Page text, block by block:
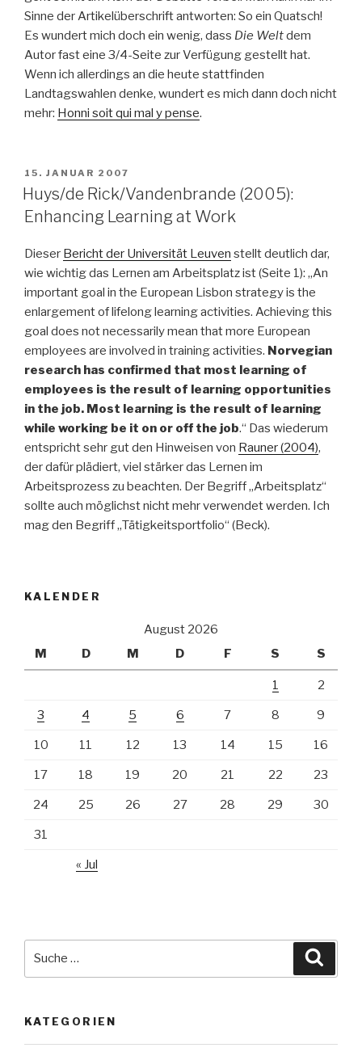
Sinne der Artikelüberschrift antworten: So ein Quatsch!
Es wundert mich doch ein wenig, dass Die Weltdem
Autor fast eine 3/4-Seite zur Verfügung gestellt hat.
Wenn ich allerdings an die heute stattfinden
Landtagswahlen denke, wundert es mich dann doch nicht
mehr: Honni soit qui mal y pense.
VERÖFFENTLICHT
AM
15. JANUAR 2007
Huys/de Rick/Vandenbrande (2005):
Enhancing Learning at Work
Dieser Bericht der Universität Leuven stellt deutlich dar,
wie wichtig das Lernen am Arbeitsplatz ist (Seite 1): „An
important goal in the European Lisbon strategy is the
enlargement of lifelong learning activities. Achieving this
goal does not necessarily mean that more European
employees are involved in training activities. Norvegian
research has confirmed that most learning of
employees is the result of learning opportunities
in the job. Most learning is the result of learning
while working be it on or off the job.“ Das wiederum
entspricht sehr gut den Hinweisen von Rauner (2004),
der dafür plädiert, viel stärker das Lernen im
Arbeitsprozess zu beachten. Der Begriff „Arbeitsplatz“
sollte auch möglichst nicht mehr verwendet werden. Ich
mag den Begriff „Tätigkeitsportfolio“ (Beck).
KALENDER
August 2026
M
D M D F S S
1 2
3 4 5 6 7 8 9
10 11 12 13 14 15 16
17 18 19 20 21 22 23
24 25 26 27 28 29 30
31
« Jul
KATEGORIEN